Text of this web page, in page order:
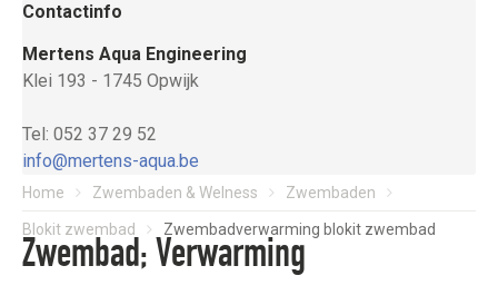
Contactinfo
Mertens Aqua Engineering
Klei 193 - 1745 Opwijk
Tel: 052 37 29 52
info@mertens-aqua.be
Home Zwembaden & Welness Zwembaden
Blokit zwembad Zwembadverwarming blokit zwembad
Zwembad; Verwarming